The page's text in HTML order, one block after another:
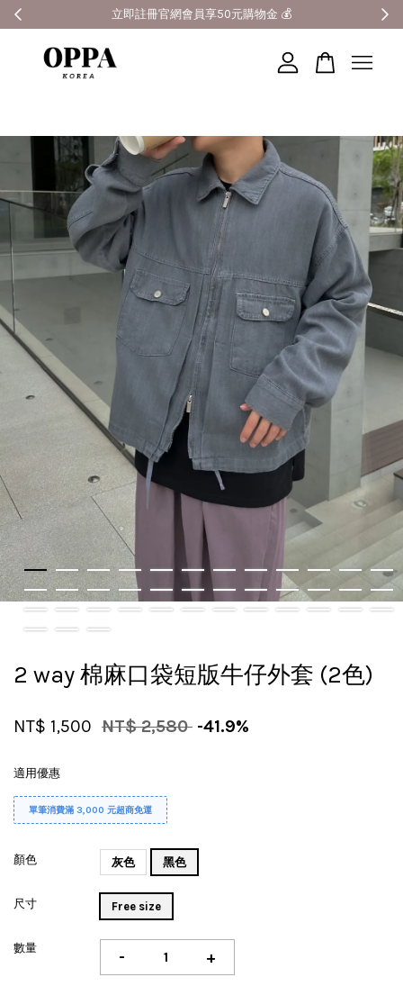
全館滿3000元超商免運 🚚
2 way 棉麻口袋短版牛仔外套 (2色)
NT$ 1,500 NT$ 2,580 -41.9%
適用優惠
單筆消費滿 3,000 元超商免運
顏色 灰色 黑色
尺寸 Free size
數量 - +
繼續購物